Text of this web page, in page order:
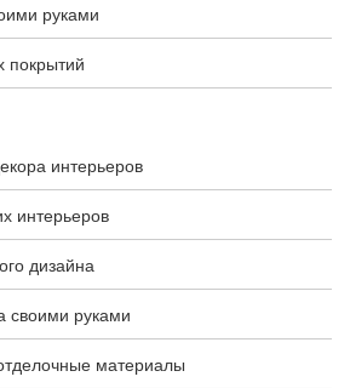
руками
покрытий
интерьеров
интерьеров
дизайна
своими руками
материалы